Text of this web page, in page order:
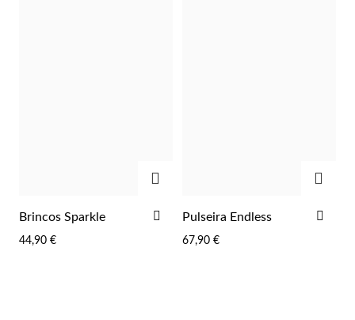
Brincos Sparkle
44,90 €
ADICIONAR
FAVORITOS
Pulseira Endless
67,90 €